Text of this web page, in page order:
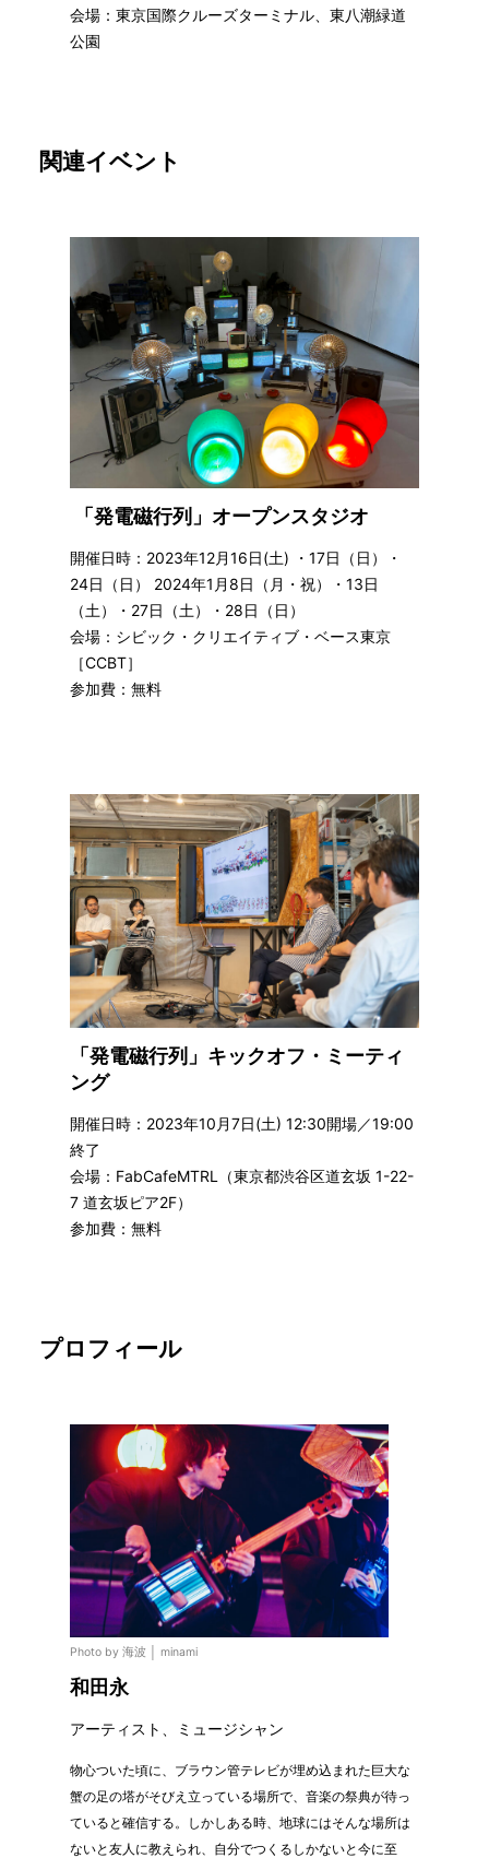
会場：東京国際クルーズターミナル、東八潮緑道
公園
関連イベント
「発電磁行列」オープンスタジオ
開催日時：2023年12月16日(土) ・17日（日）・
24日（日） 2024年1月8日（月・祝）・13日
（土）・27日（土）・28日（日）
会場：シビック・クリエイティブ・ベース東京
［CCBT］
参加費：無料
「発電磁行列」キックオフ・ミーティ
ング
開催日時：2023年10月7日(土) 12:30開場／19:00
終了
会場：FabCafeMTRL（東京都渋谷区道玄坂 1-22-
7 道玄坂ピア2F）
参加費：無料
プロフィール
Photo by 海波 │ minami
和田永
アーティスト、ミュージシャン
物心ついた頃に、ブラウン管テレビが埋め込まれた巨大な
蟹の足の塔がそびえ立っている場所で、音楽の祭典が待っ
ていると確信する。しかしある時、地球にはそんな場所は
ないと友人に教えられ、自分でつくるしかないと今に至